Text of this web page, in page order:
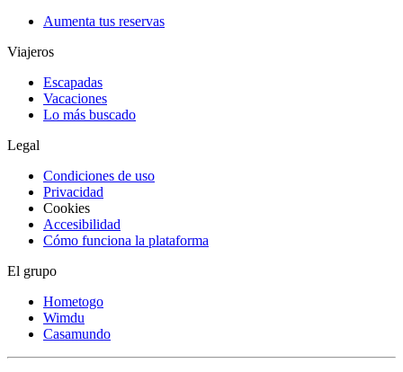
Aumenta tus reservas
Viajeros
Escapadas
Vacaciones
Lo más buscado
Legal
Condiciones de uso
Privacidad
Cookies
Accesibilidad
Cómo funciona la plataforma
El grupo
Hometogo
Wimdu
Casamundo